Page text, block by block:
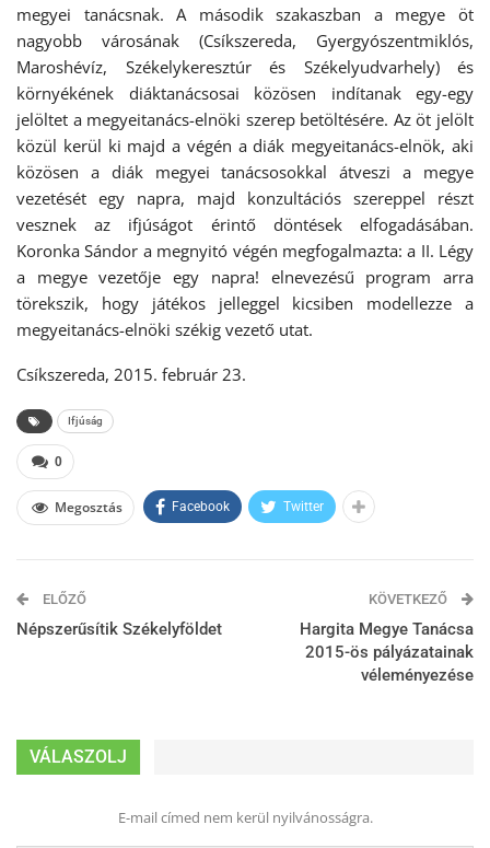
megyei tanácsnak. A második szakaszban a megye öt
nagyobb városának (Csíkszereda, Gyergyószentmiklós,
Maroshévíz, Székelykeresztúr és Székelyudvarhely) és
környékének diáktanácsosai közösen indítanak egy-egy
jelöltet a megyeitanács-elnöki szerep betöltésére. Az öt jelölt
közül kerül ki majd a végén a diák megyeitanács-elnök, aki
közösen a diák megyei tanácsosokkal átveszi a megye
vezetését egy napra, majd konzultációs szereppel részt
vesznek az ifjúságot érintő döntések elfogadásában.
Koronka Sándor a megnyitó végén megfogalmazta: a II. Légy
a megye vezetője egy napra! elnevezésű program arra
törekszik, hogy játékos jelleggel kicsiben modellezze a
megyeitanács-elnöki székig vezető utat.
Csíkszereda, 2015. február 23.
Ifjúság
0
Megosztás Facebook Twitter
ELŐZŐ
Népszerűsítik Székelyföldet
KÖVETKEZŐ
Hargita Megye Tanácsa
2015-ös pályázatainak
véleményezése
VÁLASZOLJ
E-mail címed nem kerül nyilvánosságra.